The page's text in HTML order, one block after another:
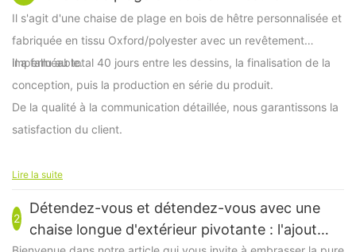
Il s'agit d'une chaise de plage en bois de hêtre personnalisée et
fabriquée en tissu Oxford/polyester avec un revêtement
imperméable.
Il a fallu au total 40 jours entre les dessins, la finalisation de la
conception, puis la production en série du produit.
De la qualité à la communication détaillée, nous garantissons la
satisfaction du client.
Lire la suite
2
Détendez-vous et détendez-vous avec une
chaise longue d'extérieur pivotante : l'ajout